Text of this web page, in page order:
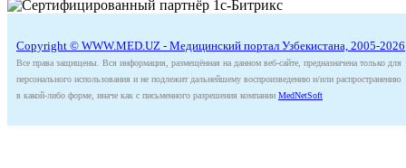
Copyright © WWW.MED.UZ - Медицинский портал Узбекистана, 2005-2026
Все права защищены. Вся информация, размещённая на данном веб-сайте, предназначена только для
персонального использования и не подлежит дальнейшему воспроизведению и/или распространению
в какой-либо форме, иначе как с письменного разрешения компании MedNetSoft